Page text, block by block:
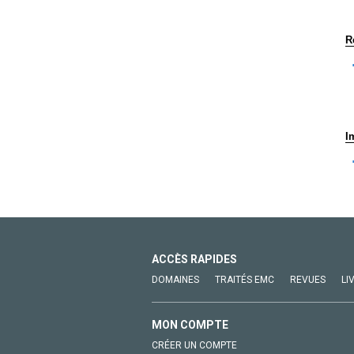
ACCÈS RAPIDES
DOMAINES TRAITÉS EMC REVUES
MON COMPTE
CRÉER UN COMPTE